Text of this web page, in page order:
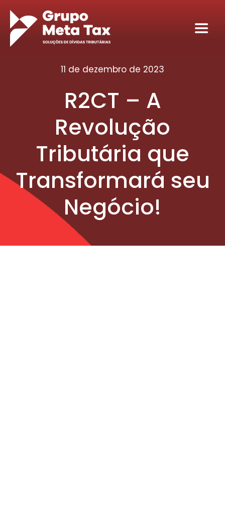
para
Seja nosso sócio tributário
Conteúdos
Contato
11 de dezembro de 2023
R2CT – A
Revolução
Tributária que
Transformará seu
Negócio!